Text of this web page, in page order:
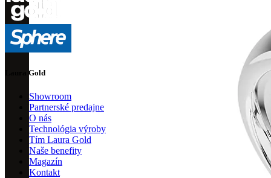
Laura Gold
Showroom
Partnerské predajne
O nás
Technológia výroby
Tím Laura Gold
Naše benefity
Magazín
Kontakt